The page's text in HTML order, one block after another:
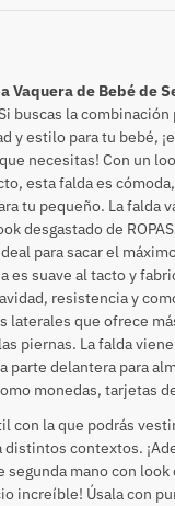
Vaquera de Bebé de
buscas la
y estilo para tu bebé,
necesitas! Con un
esta falda es
tu pequeño. La falda
desgastado de
para sacar el
es suave al tacto y
resistencia y
laterales que ofrece
piernas. La falda
parte delantera para
monedas, tarjetas
con la que podrás
distintos contextos.
segunda mano con look
increíble! Úsala con